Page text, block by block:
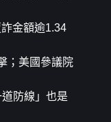
金額逾1.34
；美國參議院
防線」也是